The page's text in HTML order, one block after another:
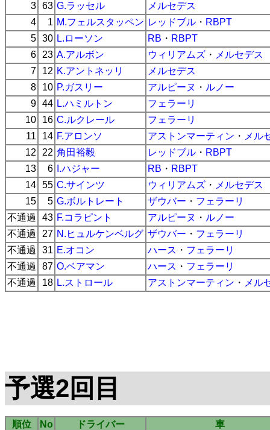
3 63 G.ラッセル
メルセデス
4
1 M.フェルスタッペン レッドブル ・ RBPT
5 30 L.ローソン RB ・ RBPT
6
23 A.アルボン ウィリアムズ ・ メルセデス
7
12 K.アントネッリ
メルセデス
8
10 P.ガスリー アルピーヌ ・ ルノー
9 44 L.ハミルトン
フェラーリ
10
16 C.ルクレール
フェラーリ
11
14 F.アロンソ アストンマーティン ・ メル
12
22 角田裕毅 レッドブル ・ RBPT
13
6 I.ハジャー RB ・ RBPT
14 55 C.サインツ ウィリアムズ ・ メルセデス
15
5 G.ボルトレート ザウバー ・ フェラーリ
不通過
43 F.コラピント アルピーヌ ・ ルノー
不通過
27 N.ヒュルケンベルグ ザウバー ・ フェラーリ
不通過
31 E.オコン ハース ・ フェラーリ
不通過
87 O.ベアマン ハース ・ フェラーリ
不通過
18 L.ストロール アストンマーティン ・ メル
予選2回目
順位 No ドライバー
車